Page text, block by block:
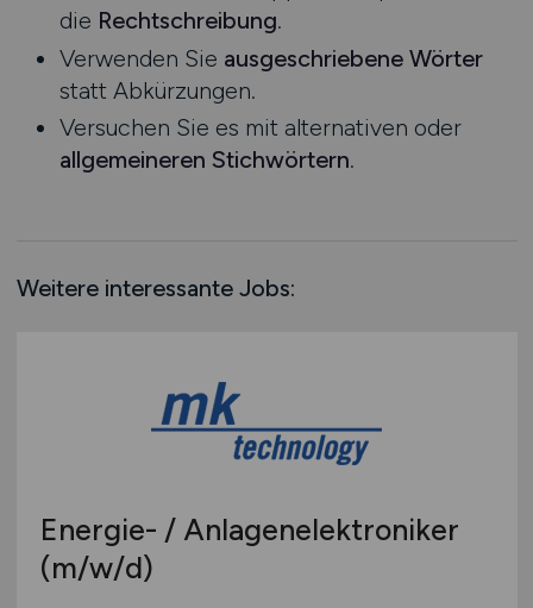
Rheinland-Pfalz
Saarland
Sachsen
Sachsen-Anhalt
Schleswig-Holstein
Schweiz
die Rechtschreibung.
Verwenden Sie ausgeschriebene Wörter
statt Abkürzungen.
Versuchen Sie es mit alternativen oder
allgemeineren Stichwörtern.
Weitere interessante Jobs:
Energie- / Anlagenelektroniker
(m/w/d)